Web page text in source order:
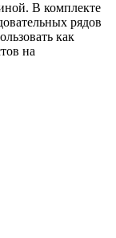
В комплекте
рядов
как
на